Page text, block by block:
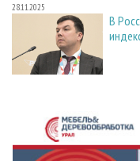
28.11.2025
В